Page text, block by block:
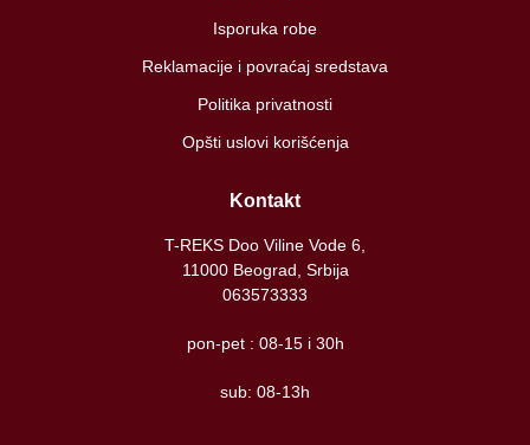
Isporuka robe
Reklamacije i povraćaj sredstava
Politika privatnosti
Opšti uslovi korišćenja
Kontakt
T-REKS Doo Viline Vode 6,
11000 Beograd, Srbija
063573333
pon-pet : 08-15 i 30h
sub: 08-13h